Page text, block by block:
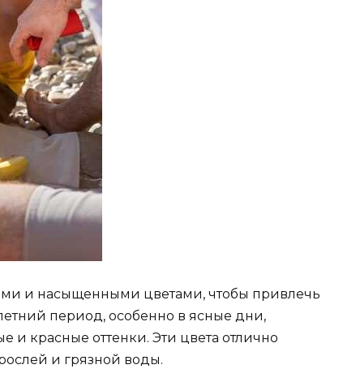
и насыщенными цветами, чтобы привлечь
период, особенно в ясные дни,
и красные оттенки. Эти цвета отлично
и грязной воды.